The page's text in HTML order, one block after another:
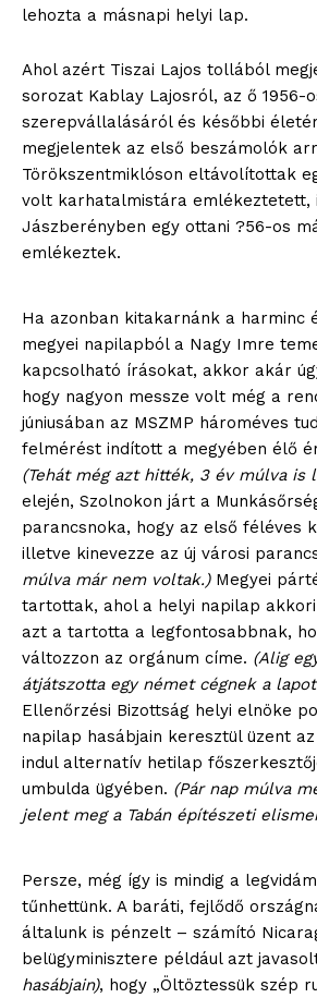
lehozta a másnapi helyi lap.
Ahol azért Tiszai Lajos tollából
sorozat Kablay Lajosról, az ő 1956-
szerepvállalásáról és későbbi
megjelentek az első beszámolók
Törökszentmiklóson eltávolítottak
volt karhatalmistára emlékeztetett,
Jászberényben egy ottani ?56-os
emlékeztek.
Ha azonban kitakarnánk a harminc
megyei napilapból a Nagy Imre
kapcsolható írásokat, akkor akár
hogy nagyon messze volt még a
júniusában az MSZMP hároméves
felmérést indított a megyében élő
(Tehát még azt hitték, 3 év múlva is
elején, Szolnokon járt a
parancsnoka, hogy az első féléves
illetve kinevezze az új városi
múlva már nem voltak.)Megyei
tartottak, ahol a helyi napilap
azt a tartotta a legfontosabbnak,
változzon az orgánum címe. (Alig
átjátszotta egy német cégnek a
Ellenőrzési Bizottság helyi elnöke
napilap hasábjain keresztül üzent
indul alternatív hetilap
umbulda ügyében. (Pár nap múlva
jelent meg a Tabán építészeti
Persze, még így is mindig a
tűnhettünk. A baráti, fejlődő
általunk is pénzelt – számító
belügyminisztere például azt
hasábjain), hogy „Öltöztessük szép